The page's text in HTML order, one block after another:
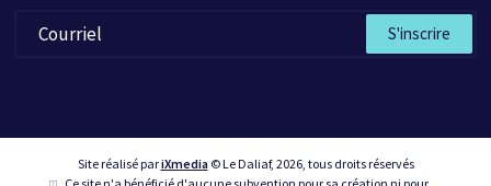
S'inscrire
Site réalisé pariXmedia© Le Daliaf, 2026, tous droits réservés